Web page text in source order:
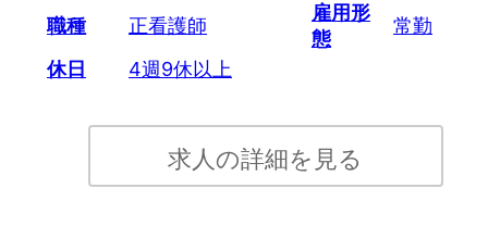
職種 正看護師
雇用形
態
常勤
休日
4週9休以上
求人の詳細を見る